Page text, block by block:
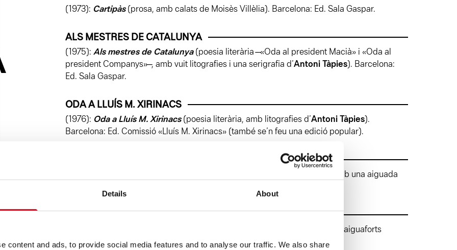
Details About
content and ads, to provide social media features and to analyse our traffic. We also share
(1973): Cartipàs(prosa, amb calats de Moisès Villèlia). Barcelona: Ed. Sala Gaspar.
ALS MESTRES DE CATALUNYA
(1975): Als mestres de Catalunya (poesia literària ̶ «Oda al president Macià» i «Oda al
president Companys» ̶ , amb vuit litografies i una serigrafia d’ Antoni Tàpies). Barcelona:
Ed. Sala Gaspar.
ODA A LLUÍS M. XIRINACS
(1976): Oda a Lluís M. Xirinacs(poesia literària, amb litografies d’ Antoni Tàpies).
Barcelona: Ed. Comissió «Lluís M. Xirinacs» (també se’n feu una edició popular).
(poesia literària i visual en homenatge a Joan Prats, amb una aiguada
(proses escrites el 1950; amb dues litografies i cinc aiguaforts
d’Antoni Tàpies). Barcelona: Ed. La Polígrafa, S.A.